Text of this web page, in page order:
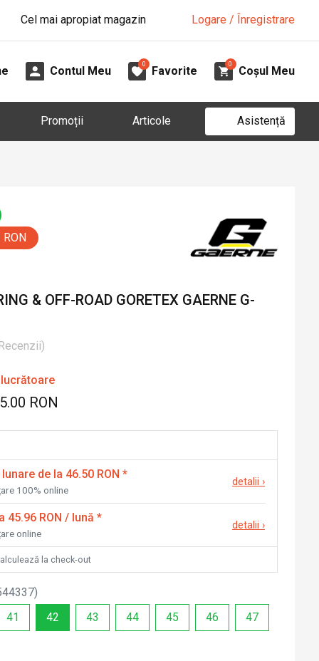
Cel mai apropiat magazin Logare / Înregistrare
Contul Meu
0
Favorite
0
Coșul Meu
Promoții Articole Asistență
& OFF-ROAD GORETEX GAERNE G-
Recenzii)
RON
de la 46.50 RON *
100% online
detalii ›
45.96 RON / lună *
online
detalii ›
la check-out
)
41 42 43 44 45 46 47